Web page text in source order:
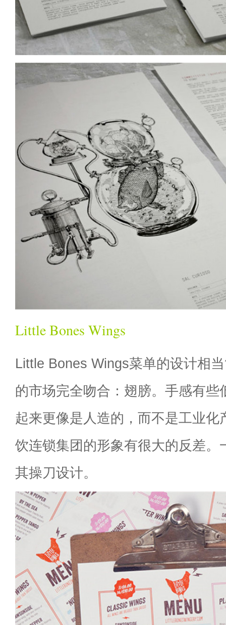
Little Bones Wings
Little Bones Wings菜单的设计相
的市场完全吻合：翅膀。手感有些
起来更像是人造的，而不是工业化
饮连锁集团的形象有很大的反差。
其操刀设计。